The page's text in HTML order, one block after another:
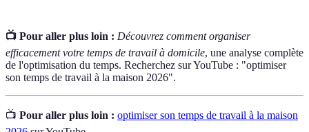
📺 Pour aller plus loin : Découvrez comment organiser
efficacement votre temps de travail à domicile, une analyse complète
de l'optimisation du temps. Recherchez sur YouTube : "optimiser
son temps de travail à la maison 2026".
📺 Pour aller plus loin : optimiser son temps de travail à la maison